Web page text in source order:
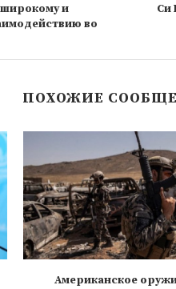
и
во
Си
ПОХОЖИЕ
Американское